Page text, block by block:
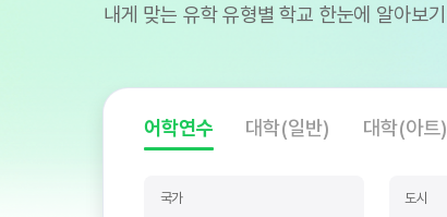
내게 맞는 유학 유형별 학교 한눈에 알아보기
어학연수 대학(일반) 대학(아트)
국가 도시